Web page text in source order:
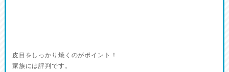
皮目をしっかり焼くのがポイント！
家族には評判です。